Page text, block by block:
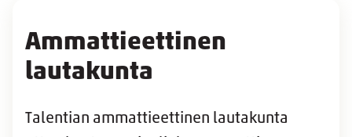
Ammattieettinen
lautakunta
Talentian ammattieettinen lautakunta